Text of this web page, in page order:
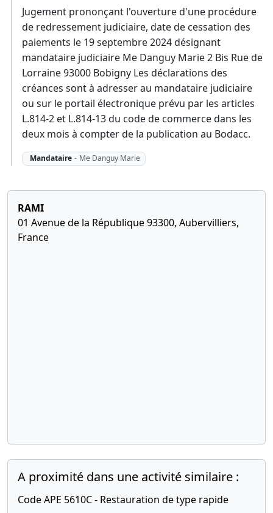
Jugement prononçant l'ouverture d'une procédure
de redressement judiciaire, date de cessation des
paiements le 19 septembre 2024 désignant
mandataire judiciaire Me Danguy Marie 2 Bis Rue de
Lorraine 93000 Bobigny Les déclarations des
créances sont à adresser au mandataire judiciaire
ou sur le portail électronique prévu par les articles
L.814-2 et L.814-13 du code de commerce dans les
deux mois à compter de la publication au Bodacc.
Mandataire - Me Danguy Marie
RAMI
01 Avenue de la République 93300, Aubervilliers,
France
A proximité dans une activité similaire :
Code APE 5610C - Restauration de type rapide